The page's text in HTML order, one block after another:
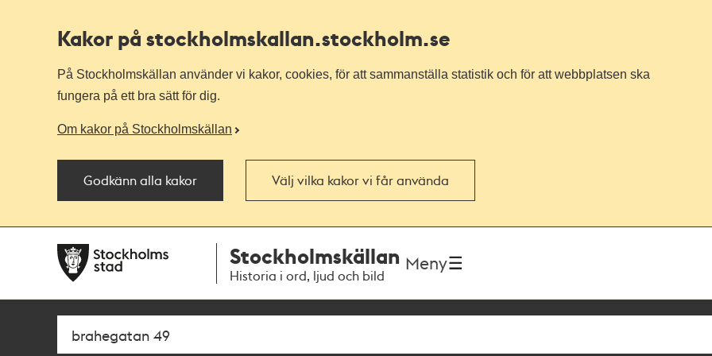
Kakor på stockholmskallan.stockholm.se
På Stockholmskällan använder vi kakor, cookies, för att sammanställa statistik och för att webbplatsen ska
fungera på ett bra sätt för dig.
Om kakor på Stockholmskällan
Godkänn alla kakor Välj vilka kakor vi får använda
navigationen
huvudinnehållet
Stockholmskällan
Historia i ord, ljud och bild
Meny
Sök